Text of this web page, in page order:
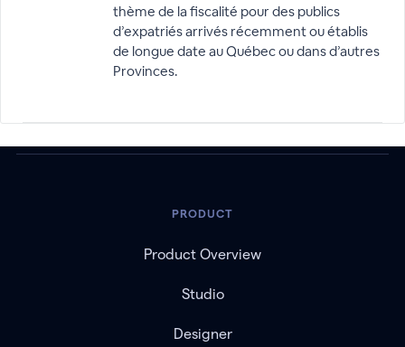
thème de la fiscalité pour des publics
d’expatriés arrivés récemment ou établis
de longue date au Québec ou dans d’autres
Provinces.
PRODUCT
Product Overview
Studio
Designer